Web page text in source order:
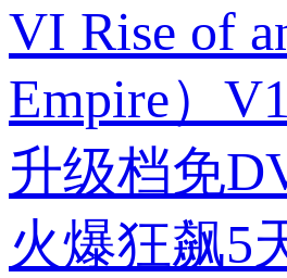
VI Rise of
Empire）
升级档免
火爆狂飙5